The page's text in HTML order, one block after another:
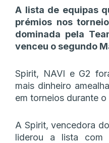
A lista de equipas
prémios nos
dominada pela
venceu o segundo
Spirit, NAVI e G2
mais dinheiro
em torneios durante
A Spirit, vencedora
liderou a lista com